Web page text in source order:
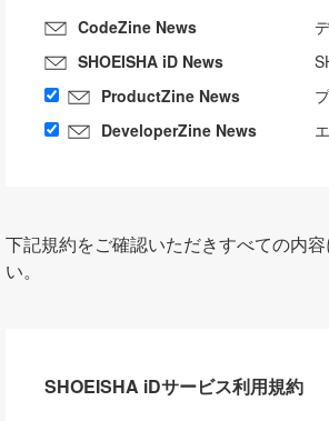
CodeZine News
SHOEISHA iD News
ProductZine News
DeveloperZine News
下記規約をご確認いただきすべての内
い。
SHOEISHA iDサービス利用規約